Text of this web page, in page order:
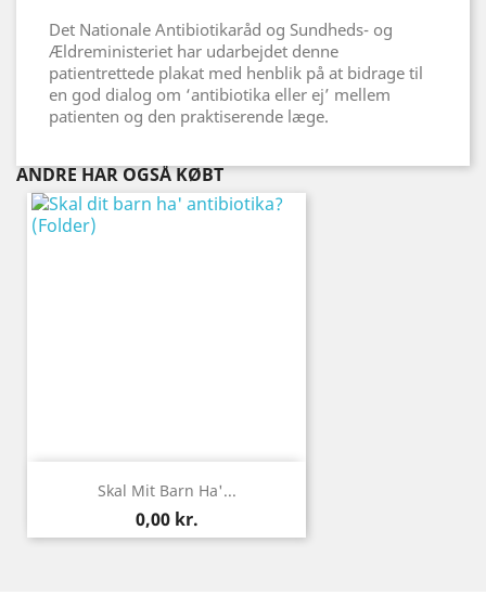
Det Nationale Antibiotikaråd og Sundheds- og
Ældreministeriet har udarbejdet denne
patientrettede plakat med henblik på at bidrage til
en god dialog om ‘antibiotika eller ej’ mellem
patienten og den praktiserende læge.
ANDRE HAR OGSÅ KØBT
Skal Mit Barn Ha'...
Pris
0,00 kr.